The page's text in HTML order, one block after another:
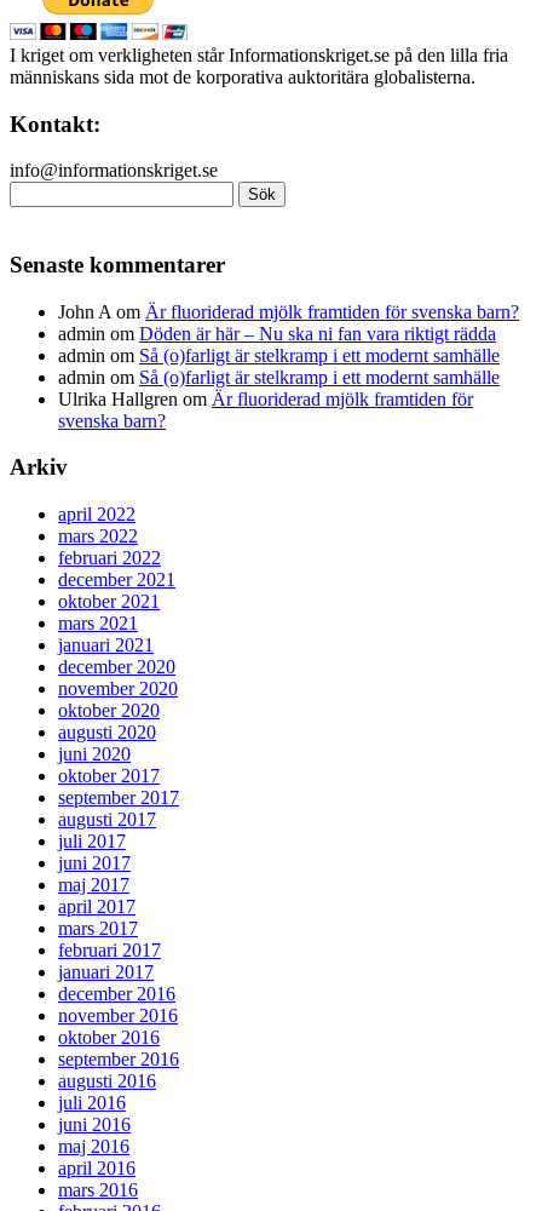
I kriget om verkligheten står Informationskriget.se på den lilla fria
människans sida mot de korporativa auktoritära globalisterna.
Kontakt:
info@informationskriget.se
efter:
Senaste kommentarer
John A om Är fluoriderad mjölk framtiden för svenska barn?
admin om Döden är här – Nu ska ni fan vara riktigt rädda
admin om Så (o)farligt är stelkramp i ett modernt samhälle
admin om Så (o)farligt är stelkramp i ett modernt samhälle
Ulrika Hallgren om Är fluoriderad mjölk framtiden för
svenska barn?
Arkiv
april 2022
mars 2022
februari 2022
december 2021
oktober 2021
mars 2021
januari 2021
december 2020
november 2020
oktober 2020
augusti 2020
juni 2020
oktober 2017
september 2017
augusti 2017
juli 2017
juni 2017
maj 2017
april 2017
mars 2017
februari 2017
januari 2017
december 2016
november 2016
oktober 2016
september 2016
augusti 2016
juli 2016
juni 2016
maj 2016
april 2016
mars 2016